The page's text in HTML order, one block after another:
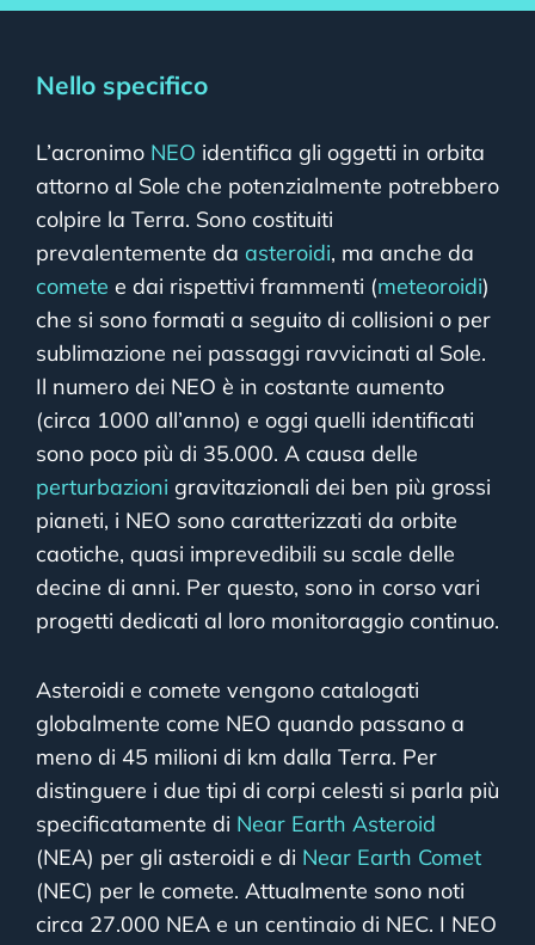
Nello specifico
L’acronimo NEO identifica gli oggetti in orbita
attorno al Sole che potenzialmente potrebbero
colpire la Terra. Sono costituiti
prevalentemente da asteroidi, ma anche da
comete e dai rispettivi frammenti (meteoroidi)
che si sono formati a seguito di collisioni o per
sublimazione nei passaggi ravvicinati al Sole.
Il numero dei NEO è in costante aumento
(circa 1000 all’anno) e oggi quelli identificati
sono poco più di 35.000. A causa delle
perturbazioni gravitazionali dei ben più grossi
pianeti, i NEO sono caratterizzati da orbite
caotiche, quasi imprevedibili su scale delle
decine di anni. Per questo, sono in corso vari
progetti dedicati al loro monitoraggio continuo.
Asteroidi e comete vengono catalogati
globalmente come NEO quando passano a
meno di 45 milioni di km dalla Terra. Per
distinguere i due tipi di corpi celesti si parla più
specificatamente di Near Earth Asteroid
(NEA) per gli asteroidi e di Near Earth Comet
(NEC) per le comete. Attualmente sono noti
circa 27.000 NEA e un centinaio di NEC. I NEO